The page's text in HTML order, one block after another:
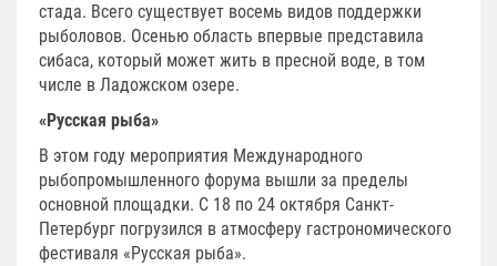
стада. Всего существует восемь видов поддержки
рыболовов. Осенью область впервые представила
сибаса, который может жить в пресной воде, в том
числе в Ладожском озере.
«Русская рыба»
В этом году мероприятия Международного
рыбопромышленного форума вышли за пределы
основной площадки. С 18 по 24 октября Санкт-
Петербург погрузился в атмосферу гастрономического
фестиваля «Русская рыба».